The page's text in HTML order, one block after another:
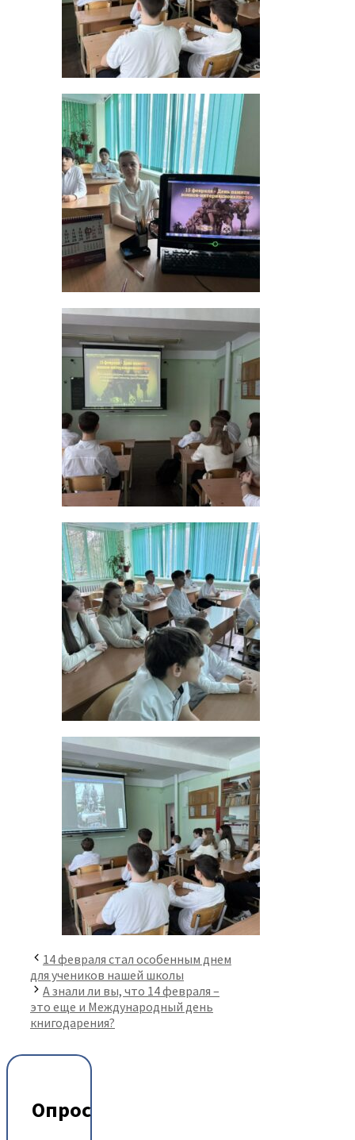
14 февраля стал особенным днем
для учеников нашей школы
А знали ли вы, что 14 февраля –
это еще и Международный день
книгодарения?
Опрос